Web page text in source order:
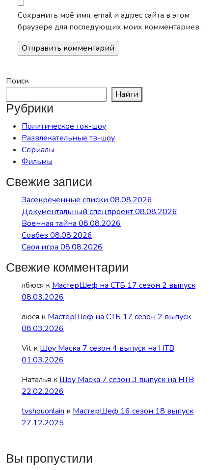
Сохранить моё имя, email и адрес сайта в этом
браузере для последующих моих комментариев.
Поиск
Найти
Рубрики
Политическое ток-шоу
Развлекательные тв-шоу
Сериалы
Фильмы
Свежие записи
Засекреченные списки 08.08.2026
Документальный спецпроект 08.08.2026
Военная тайна 08.08.2026
Совбез 08.08.2026
Своя игра 08.08.2026
Свежие комментарии
лбюся к МастерШеф на СТБ 17 сезон 2 выпуск
08.03.2026
люся к МастерШеф на СТБ 17 сезон 2 выпуск
08.03.2026
Vit к Шоу Маска 7 сезон 4 выпуск на НТВ
01.03.2026
Наталья к Шоу Маска 7 сезон 3 выпуск на НТВ
22.02.2026
tvshouonlain к МастерШеф 16 сезон 18 выпуск
27.12.2025
Вы пропустили